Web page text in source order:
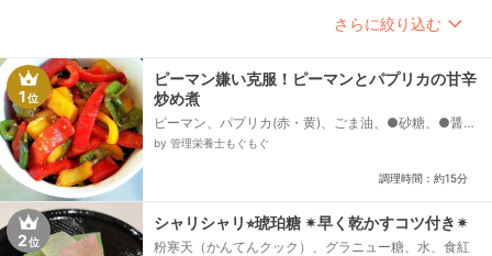
さらに絞り込む
1位
ピーマン嫌い克服！ピーマンとパプリカの甘辛
炒め煮
ピーマン、パプリカ(赤・黄)、ごま油、●砂糖、●醤
油、●酒、●みりん、すりごま(白)
by 管理栄養士もぐもぐ
調理時間：約15分
2位
シャリシャリ⭐︎琥珀糖 ✴︎早く乾かすコツ付き✴︎
粉寒天（かんてんクック）、グラニュー糖、水、食紅